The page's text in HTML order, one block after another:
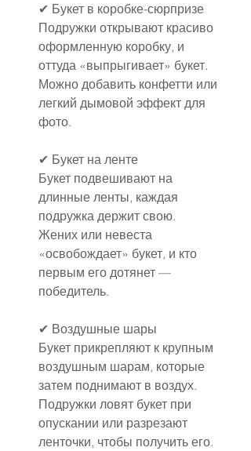
✔ Букет в коробке-сюрпризе
Подружки открывают красиво
оформленную коробку, и
оттуда «выпрыгивает» букет.
Можно добавить конфетти или
легкий дымовой эффект для
фото.
✔ Букет на ленте
Букет подвешивают на
длинные ленты, каждая
подружка держит свою.
Жених или невеста
«освобождает» букет, и кто
первым его дотянет —
победитель.
✔ Воздушные шары
Букет прикрепляют к крупным
воздушным шарам, которые
затем поднимают в воздух.
Подружки ловят букет при
опускании или разрезают
ленточки, чтобы получить его.